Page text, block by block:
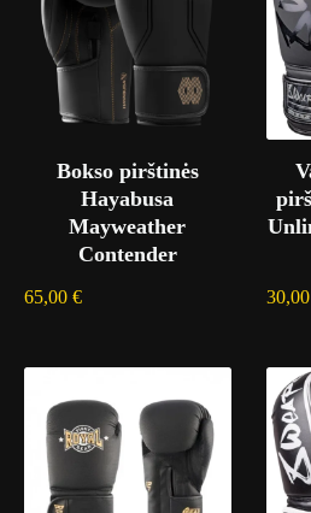
Bokso pirštinės
Hayabusa
Mayweather
Contender
65,00 € 30,00